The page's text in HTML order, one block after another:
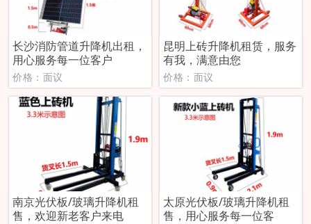
长沙消防管道升降机出租，
用心服务每一位客户
价格：面议
昆明上砖升降机租赁，服务
有我，满意由您
价格：面议
南京光伏板/玻璃升降机租
售，欢迎新老客户来电
太原光伏板/玻璃升降机租
售，用心服务每一位客